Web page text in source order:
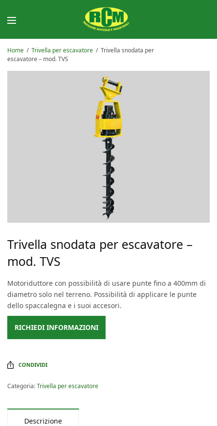
Home / Trivella per escavatore / Trivella snodata per
escavatore – mod. TVS
Trivella snodata per escavatore –
mod. TVS
Motoriduttore con possibilità di usare punte fino a 400mm di
diametro solo nel terreno. Possibilità di applicare le punte
dello spaccalegna e i suoi accesori.
RICHIEDI INFORMAZIONI
CONDIVIDI
Categoria:Trivella per escavatore
Descrizione